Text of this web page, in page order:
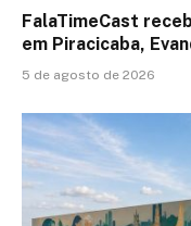
FalaTimeCast
em Piracicaba,
5 de agosto de 2026